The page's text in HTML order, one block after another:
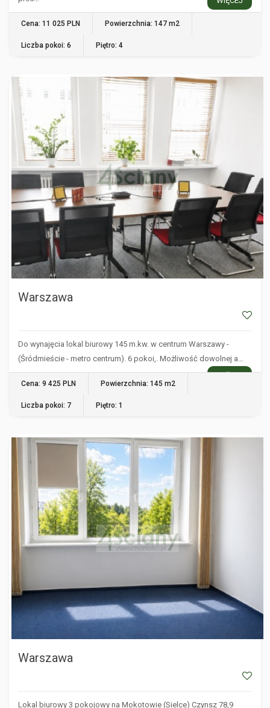
Cena: 11 025 PLN Powierzchnia: 147 m2
Liczba pokoi: 6 Piętro: 4
WARSZAWA
Warszawa
Do wynajęcia lokal biurowy 145 m.kw. w centrum Warszawy -
(Śródmieście - metro centrum). 6 pokoi,. Możliwość dowolnej a…
WIĘCEJ
Cena: 9 425 PLN Powierzchnia: 145 m2
Liczba pokoi: 7 Piętro: 1
Warszawa
Lokal biurowy 3 pokojowy na Mokotowie (Sielce) Czynsz 78,9